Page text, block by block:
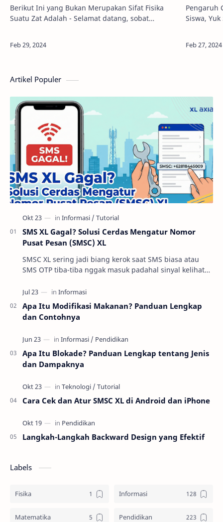
Berikut Ini yang Bukan Merupakan Sifat Fisika
Suatu Zat Adalah - Selamat datang, sobat
mengena…
Pengaruh
Siswa,
Artikel Populer
SMS XL Gagal? Solusi Cerdas Mengatur Nomor
Pusat Pesan (SMSC) XL
SMSC XL sering jadi biang kerok saat SMS biasa atau
SMS OTP tiba-tiba nggak masuk padahal sinyal kelihatan
Apa Itu Modifikasi Makanan? Panduan Lengkap
dan Contohnya
Apa Itu Blokade? Panduan Lengkap tentang Jenis
dan Dampaknya
Cara Cek dan Atur SMSC XL di Android dan iPhone
Langkah-Langkah Backward Design yang Efektif
Labels
Fisika Informasi
Matematika Pendidikan